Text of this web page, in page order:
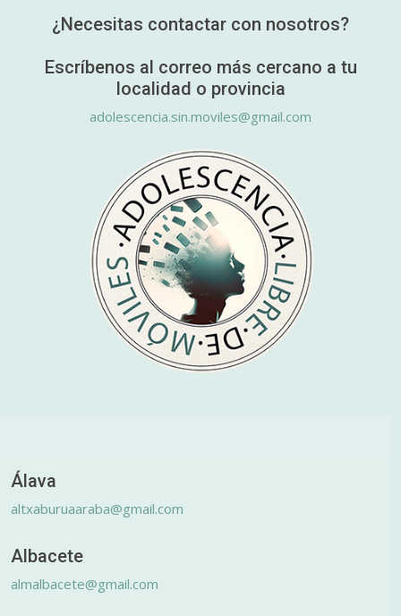
¿Necesitas contactar con nosotros?
Escríbenos al correo más cercano a tu
localidad o provincia
adolescencia.sin.moviles@gmail.com
Álava
altxaburuaaraba@gmail.com
Albacete
almalbacete@gmail.com